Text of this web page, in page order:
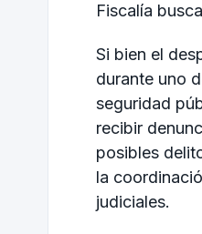
Fiscalía
Si bien el
durante uno
seguridad
recibir
posibles
la
judiciales.